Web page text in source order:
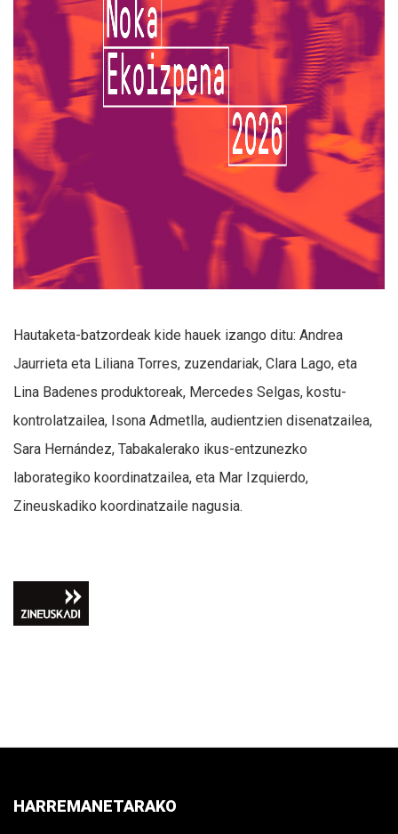
Hautaketa-batzordeak kide hauek izango ditu: Andrea
Jaurrieta eta Liliana Torres, zuzendariak, Clara Lago, eta
Lina Badenes produktoreak, Mercedes Selgas, kostu-
kontrolatzailea, Isona Admetlla, audientzien disenatzailea,
Sara Hernández, Tabakalerako ikus-entzunezko
laborategiko koordinatzailea, eta Mar Izquierdo,
Zineuskadiko koordinatzaile nagusia.
HARREMANETARAKO